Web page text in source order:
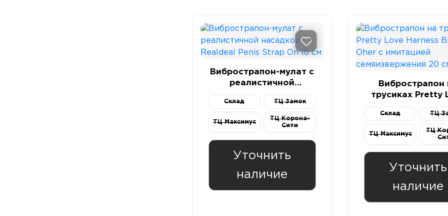
Вибрострапон-мулат с
реалистичной
Penis Strap On 16 см
Склад ТЦ Замок
ТЦ Максимус
ТЦ Корона-
Сити
Уточнить
наличие
Вибрострапон
трусиках Pretty
имитацией
семяизвержения
Склад ТЦ
ТЦ Максимус
ТЦ
Уточнить
наличие